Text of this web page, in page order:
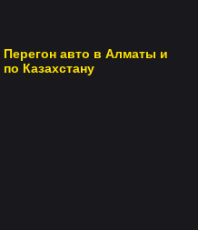
Перегон авто в Алматы и
по Казахстану